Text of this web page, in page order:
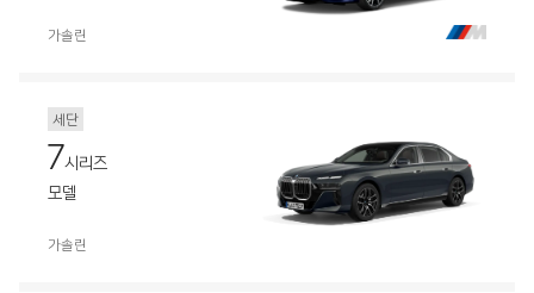
가솔린
세단
7시리즈
모델
가솔린